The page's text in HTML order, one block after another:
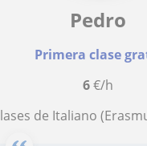
Pedro
Primera clase
6€/h
Clases de Italiano (Erasmus,Empresas y